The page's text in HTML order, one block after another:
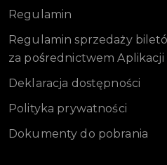
Regulamin
Regulamin sprzedaży
za pośrednictwem
Deklaracja dostępności
Polityka prywatności
Dokumenty do pobrania